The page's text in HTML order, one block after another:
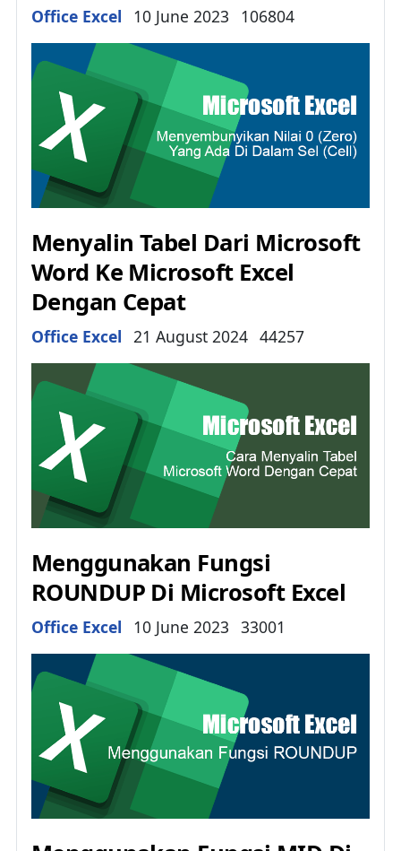
Details
Office Excel 10 June 2023 106804
Menyalin Tabel Dari Microsoft
Word Ke Microsoft Excel
Dengan Cepat
Details
Office Excel 21 August 2024 44257
Menggunakan Fungsi
ROUNDUP Di Microsoft Excel
Details
Office Excel 10 June 2023 33001